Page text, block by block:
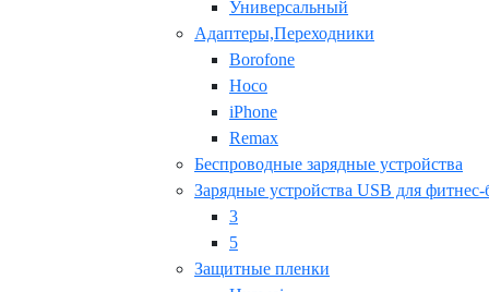
Универсальный
Адаптеры,Переходники
Borofone
Hoco
iPhone
Remax
Беспроводные зарядные устройства
Зарядные устройства USB для фитнес-
3
5
Защитные пленки